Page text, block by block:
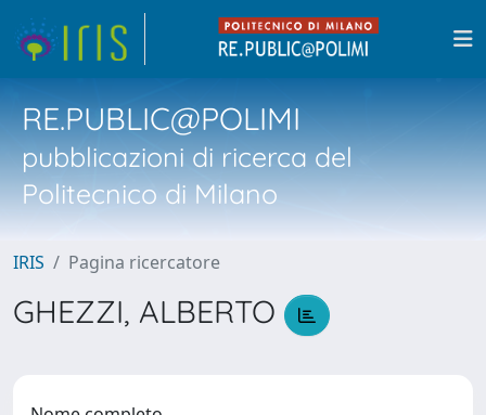
RE.PUBLIC@POLIMI
pubblicazioni di ricerca del
Politecnico di Milano
IRIS Pagina ricercatore
GHEZZI, ALBERTO